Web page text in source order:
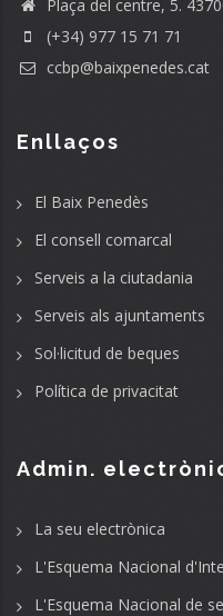
Plaça del centre, 5.
(+34) 977 15 71 71
ccbp@baixpenedes.cat
Enllaços
El Baix Penedès
El consell comarcal
Serveis a la ciutadania
Serveis als ajuntaments
Sol·licitud de beques
Política de privacitat
Admin.
La seu electrònica
L'Esquema Nacional
L'Esquema Nacional de